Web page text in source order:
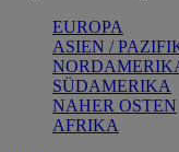
EUROPA
ASIEN /
SÜDAMERIKA
NAHER OSTEN
AFRIKA